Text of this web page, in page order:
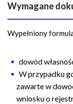
Wymagane
Wypełniony
dowód
W przypadku
zawarte w
wniosku o